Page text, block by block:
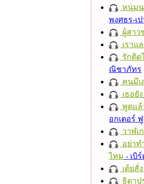
หนุ่มน
พงศธร-เ
ผู้สาว
เราแ
รักติด
ณิชาภัทร
คนมีเ
เธอยัง
พูดแล้
อกเตอร์
วาฬเ
อย่าท
ไหม - เบิ
เต้ยสั่
ธิดาป